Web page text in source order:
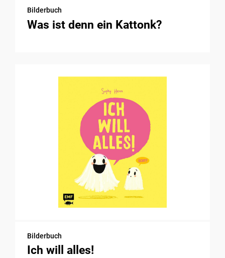
Bilderbuch
Was ist denn ein Kattonk?
Bilderbuch
Ich will alles!